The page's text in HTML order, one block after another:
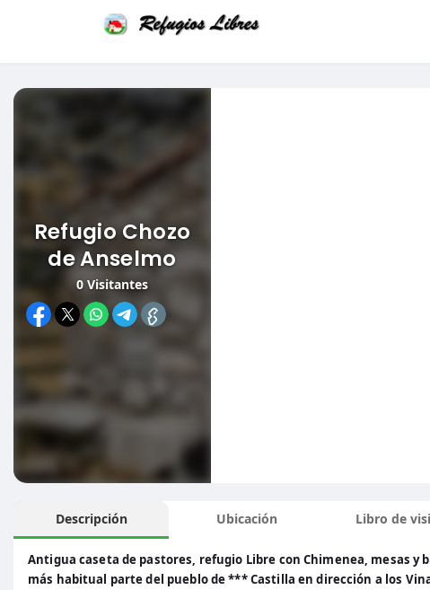
Refugio Chozo
de Anselmo
0 Visitantes
Descripción
Antigua caseta de pastores, refugio Libre con Chimenea, mesas y
más habitual parte del pueblo de *** Castilla en dirección a los
Ubicación Libro de